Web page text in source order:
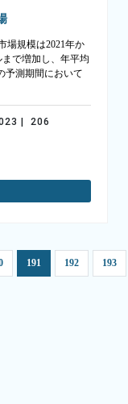
場規模は2021年か
まで増加し、年平均
予測期間において
| 206
191 192 193